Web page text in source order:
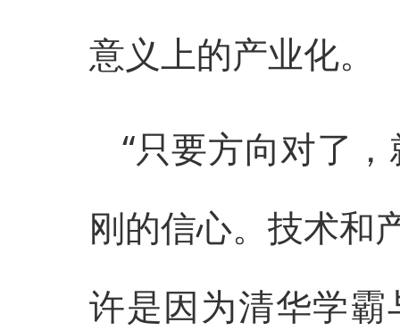
意义上的产业化。
“只要方向对了
刚的信心。技术和
许是因为清华学